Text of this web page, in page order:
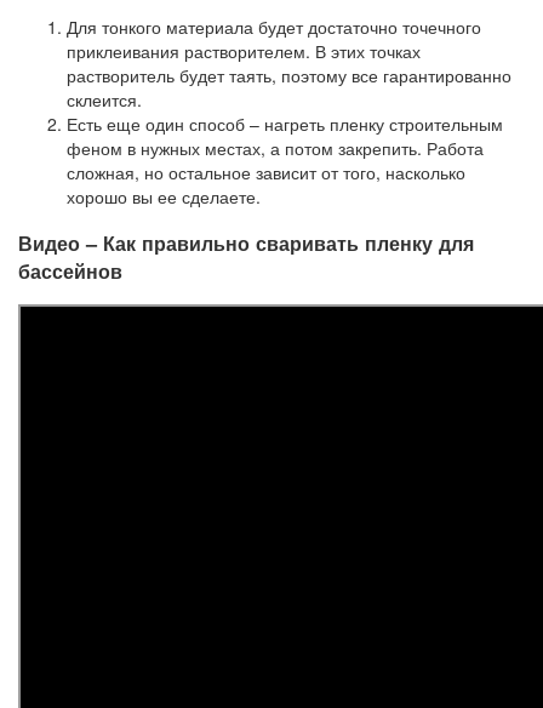
Для тонкого материала будет достаточно точечного
приклеивания растворителем. В этих точках
растворитель будет таять, поэтому все гарантированно
склеится.
Есть еще один способ – нагреть пленку строительным
феном в нужных местах, а потом закрепить. Работа
сложная, но остальное зависит от того, насколько
хорошо вы ее сделаете.
Видео – Как правильно сваривать пленку для
бассейнов